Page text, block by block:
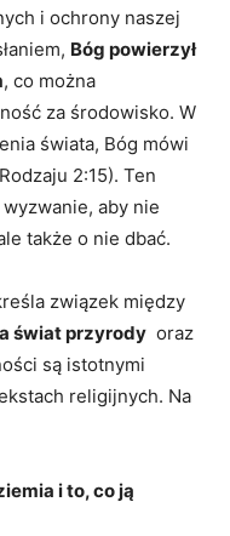
i ⁣ochrony naszej
Bóg powierzył
, co ⁢można⁤
za środowisko. W
świata, Bóg mówi
2:15). ⁢Ten
⁤aby ⁣nie
​także o nie‌ dbać.
związek między
świat przyrody ⁣ oraz
​są‍ istotnymi
religijnych. Na
i to, co ⁢ją